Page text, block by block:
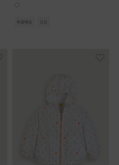
무료배송 신상